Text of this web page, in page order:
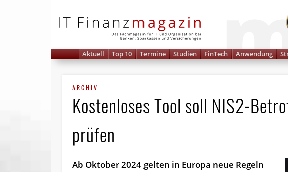
Aktuell Top 10 Termine Studien FinTech Anwendung
ARCHIV
Kostenloses Tool soll NIS2-
prüfen
Ab Oktober 2024 gelten in Europa neue Regeln